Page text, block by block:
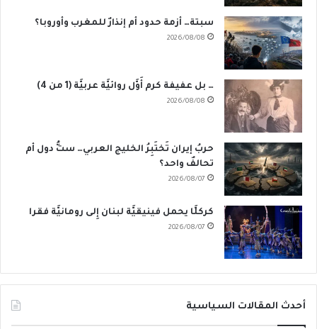
سبتة… أزمة حدود أم إنذارٌ للمغرب وأوروبا؟
2026/08/08
… بل عفيفة كرم أَوَّل روائيَّة عربيَّة (1 من 4)
2026/08/08
حربُ إيران تَختَبِرُ الخليج العربي… ستُّ دول أم
تحالفٌ واحد؟
2026/08/07
كركلَّا يحمل فينيقيَّة لبنان إِلى رومانيَّة فقرا
2026/08/07
أحدث المقالات السياسية